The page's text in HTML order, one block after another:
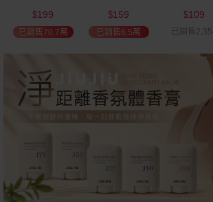
選 全新包裝
$199
已銷售70.7萬
$159
已銷售6.5萬
(600ml)
$109
已銷售2,354